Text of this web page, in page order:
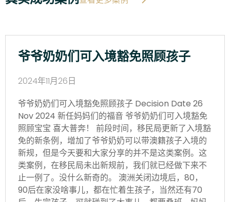
爷爷奶奶们可入境豁免照顾孩子
2024年11月26日
爷爷奶奶们可入境豁免照顾孩子 Decision Date 26
Nov 2024 新任妈妈们的福音 爷爷奶奶们可入境豁免
照顾宝宝 喜大普奔！ 前段时间，移民局更新了入境豁
免的新条例，增加了爷爷奶奶可以带澳籍孩子入境的
新规，但是今天要和大家分享的并不是这类案例。这
类案例，在移民局未出新规前，我们就已经做下来不
止一例了。没什么新奇的。 澳洲关闭边境后，80，
90后在家没啥事儿，都在忙着生孩子，当然还有70